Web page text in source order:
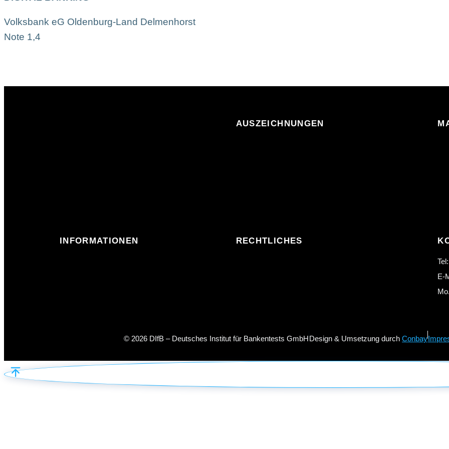
Volksbank eG Oldenburg-Land Delmenhorst
Note 1,4
AUSZEICHNUNGEN
INFORMATIONEN RECHTLICHES
E-
© 2026 DIfB – Deutsches Institut für Bankentests GmbHDesign & Umsetzung durch Conbay